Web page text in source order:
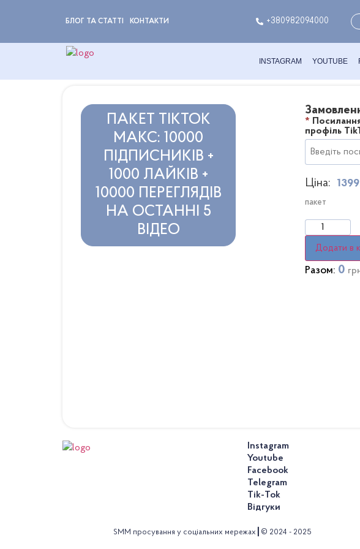
БЛОГ ТА СТАТТІ КОНТАКТИ +380982094000
INSTAGRAM YOUTUBE
ПАКЕТ ТІКТОК
МАКС: 10000
ПІДПИСНИКІВ +
1000 ЛАЙКІВ +
10000 ПЕРЕГЛЯДІВ
НА ОСТАННІ 5
ВІДЕО
*
профіль
Ціна:
пакет
Додати в
Разом: 0
Instagram
Youtube
Facebook
Telegram
Tik-Tok
Відгуки
SMM просування у соціальних мережах┃© 2024 - 2025